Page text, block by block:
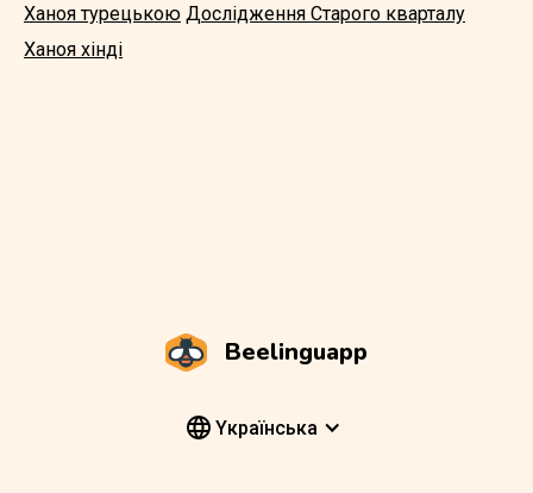
Ханоя турецькою Дослідження Старого кварталу
Ханоя хінді
Beelinguapp
Yкраїнська